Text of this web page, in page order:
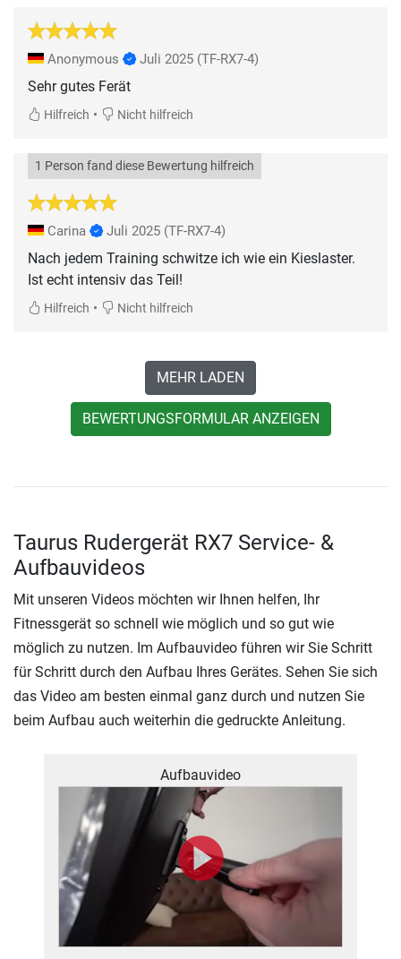
Anonymous Juli 2025 (TF-RX7-4)
Sehr gutes Ferät
Hilfreich • Nicht hilfreich
1 Person fand diese Bewertung hilfreich
Carina Juli 2025 (TF-RX7-4)
Nach jedem Training schwitze ich wie ein Kieslaster.
Ist echt intensiv das Teil!
Hilfreich • Nicht hilfreich
MEHR LADEN
BEWERTUNGSFORMULAR ANZEIGEN
Taurus Rudergerät RX7 Service- &
Aufbauvideos
Mit unseren Videos möchten wir Ihnen helfen, Ihr
Fitnessgerät so schnell wie möglich und so gut wie
möglich zu nutzen. Im Aufbauvideo führen wir Sie Schritt
für Schritt durch den Aufbau Ihres Gerätes. Sehen Sie sich
das Video am besten einmal ganz durch und nutzen Sie
beim Aufbau auch weiterhin die gedruckte Anleitung.
Aufbauvideo